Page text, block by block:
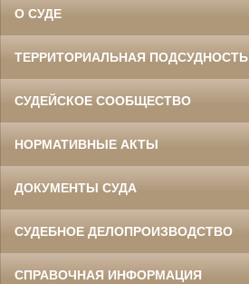
О СУДЕ
ТЕРРИТОРИАЛЬНАЯ ПОДСУДНОСТЬ
СУДЕЙСКОЕ СООБЩЕСТВО
НОРМАТИВНЫЕ АКТЫ
ДОКУМЕНТЫ СУДА
СУДЕБНОЕ ДЕЛОПРОИЗВОДСТВО
СПРАВОЧНАЯ ИНФОРМАЦИЯ